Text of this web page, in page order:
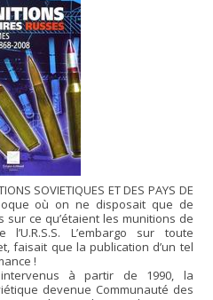
SOVIETIQUES ET DES PAYS DE
où on ne disposait que de
ce qu’étaient les munitions de
L’embargo sur toute
faisait que la publication d’un tel
!
à partir de 1990, la
devenue Communauté des